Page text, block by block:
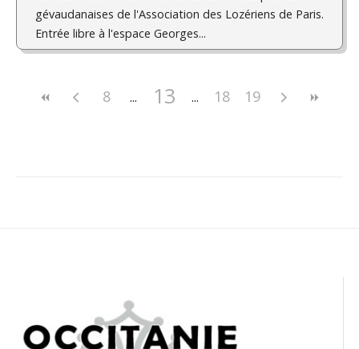
gévaudanaises de l'Association des Lozériens de Paris.
Entrée libre à l'espace Georges...
8 13 18 19